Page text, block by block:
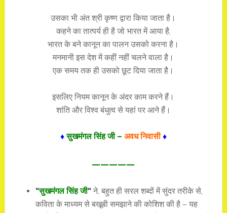
उसका भी अंत श्री कृष्ण द्वारा किया जाता है।
कहने का तात्पर्य ही है जो भारत में आया है,
भारत के बने कानून का पालन उसको करना है।
मनमानी इस देश में कहीं नहीं चलने वाला है।
एक समय तक ही उसको छूट दिया जाता है।
इसलिए नियम कानून के अंदर काम करने हैं।
शांति और विश्व बंधुत्व से यहां पर आने हैं।
♦सुखमंगल सिंह जी – अवध निवासी ♦
—————
“सुखमंगल सिंह जी“ने, बहुत ही सरल शब्दों में सुंदर तरीके से,
कविता के माध्यम से बखूबी समझाने की कोशिश की है – यह